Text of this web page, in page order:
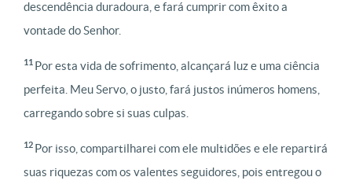
descendência duradoura, e fará cumprir com êxito a
vontade do Senhor.
11 Por esta vida de sofrimento, alcançará luz e uma ciência
perfeita. Meu Servo, o justo, fará justos inúmeros homens,
carregando sobre si suas culpas.
12 Por isso, compartilharei com ele multidões e ele repartirá
suas riquezas com os valentes seguidores, pois entregou o